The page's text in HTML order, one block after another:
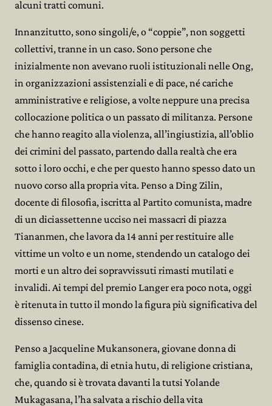
alcuni tratti comuni.
Innanzitutto, sono singoli/e, o “coppie”, non soggetti
collettivi, tranne in un caso. Sono persone che
inizialmente non avevano ruoli istituzionali nelle Ong,
in organizzazioni assistenziali e di pace, né cariche
amministrative e religiose, a volte neppure una precisa
collocazione politica o un passato di militanza. Persone
che hanno reagito alla violenza, all’ingiustizia, all’oblio
dei crimini del passato, partendo dalla realtà che era
sotto i loro occhi, e che per questo hanno spesso dato un
nuovo corso alla propria vita. Penso a Ding Zilin,
docente di filosofia, iscritta al Partito comunista, madre
di un diciassettenne ucciso nei massacri di piazza
Tiananmen, che lavora da 14 anni per restituire alle
vittime un volto e un nome, stendendo un catalogo dei
morti e un altro dei sopravvissuti rimasti mutilati e
invalidi. Ai tempi del premio Langer era poco nota, oggi
è ritenuta in tutto il mondo la figura più significativa del
dissenso cinese.
Penso a Jacqueline Mukansonera, giovane donna di
famiglia contadina, di etnia hutu, di religione cristiana,
che, quando si è trovata davanti la tutsi Yolande
Mukagasana, l’ha salvata a rischio della vita